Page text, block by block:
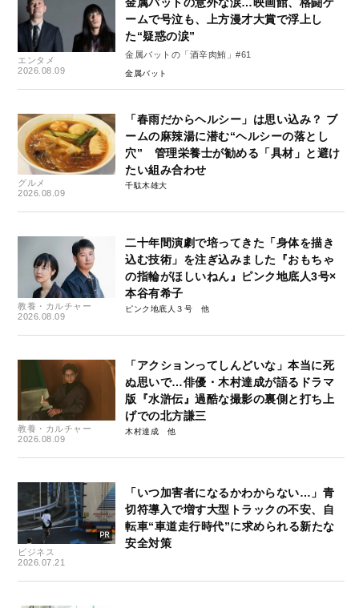
エンタメ
2026.08.09
金属バットの意外な涙…映画館、格闘ゲ
ームで号泣も、上方漫才大賞で浮上し
た“疑惑の涙”
金属バットの「酒辛肉鮪」#61
金属バット
グルメ
2026.08.09
「春雨だからヘルシー」は思い込み？ ブ
ームの麻辣湯に潜む“ヘルシーの落とし
穴” 管理栄養士が勧める「具材」と避け
たい組み合わせ
千駄木雄大
教養・カルチャー
2026.08.09
二十年間演劇で培ってきた「身体を描き
込む技術」を注ぎ込みました『おもちゃ
の指輪がほしいねん』ピンク地底人3号×
本谷有希子
ピンク地底人３号
教養・カルチャー
2026.08.09
「アクションってしんどいな」本当に死
ぬ思いで…俳優・木村達成が語るドラマ
版『水滸伝』過酷な撮影の裏側と打ち上
げでの北方謙三
木村達成
ビジネス
2026.07.21
「いつ加害者になるかわからない…」青
切符導入で増す大型トラックの不安、自
転車“車道走行時代”に求められる新たな
安全対策